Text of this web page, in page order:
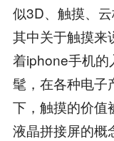
似3D、触摸、
其中关于触摸来
着iphone手机的
髦，在各种电子
下，触摸的价值
液晶拼接屏的概